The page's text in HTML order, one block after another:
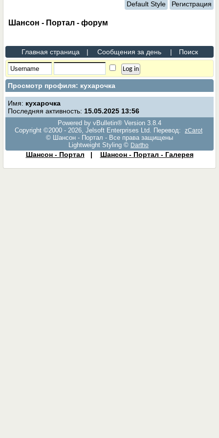
Default Style Регистрация
Шансон - Портал - форум
Главная страница | Сообщения за день | Поиск
Просмотр профиля: кухарочка
Имя: кухарочка
Последняя активность: 15.05.2025 13:56
Powered by vBulletin® Version 3.8.4
Copyright ©2000 - 2026, Jelsoft Enterprises Ltd. Перевод:
zCarot
© Шансон - Портал - Все права защищены
Lightweight Styling © Dartho
Шансон - Портал | Шансон - Портал - Галерея